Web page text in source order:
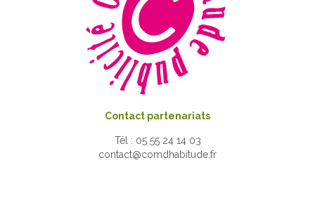
Contact partenariats
Tél : 05 55 24 14 03
contact@comdhabitude.fr